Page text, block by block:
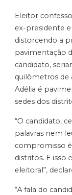
Eleitor
ex-presidente
distorcendo a
pavimentação
candidato,
quilômetros de
Adélia é
sedes dos
“O candidato,
palavras nem
compromisso é
distritos. E isso
eleitoral”,
“A fala do